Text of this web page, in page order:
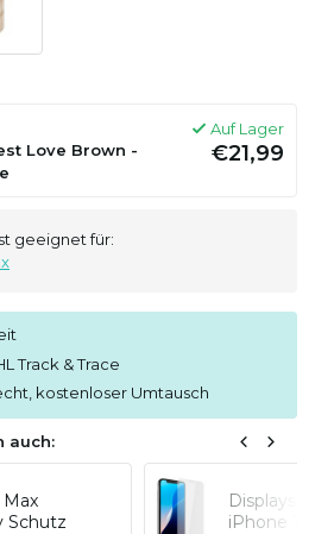
Love Brown -
Auf Lager
€21,99
geeignet für:
Track & Trace
kostenloser Umtausch
auch:
Max
Schutz
iPhone 15